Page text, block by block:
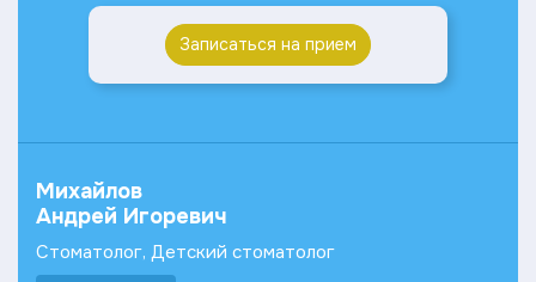
Записаться на прием
Михайлов
Андрей Игоревич
Стоматолог, Детский стоматолог